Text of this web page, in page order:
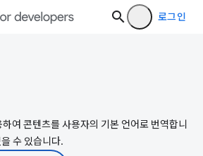
로그인
여 콘텐츠를 사용자의 기본 언어로 번역합니
수 있습니다.